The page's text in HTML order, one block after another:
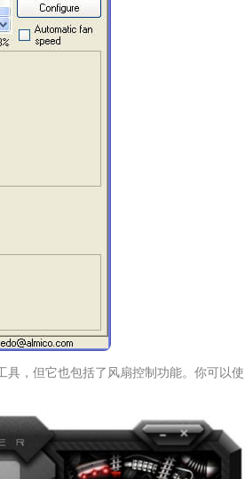
具，但它也包括了风扇控制功能。你可以使